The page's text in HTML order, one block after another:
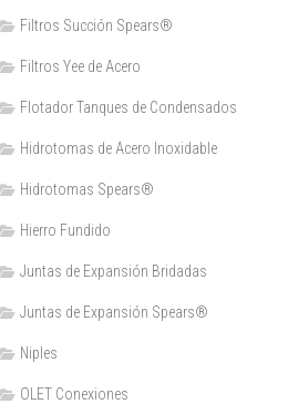
Filtros Succión Spears®
Filtros Yee de Acero
Flotador Tanques de Condensados
Hidrotomas de Acero Inoxidable
Hidrotomas Spears®
Hierro Fundido
Juntas de Expansión Bridadas
Juntas de Expansión Spears®
Niples
OLET Conexiones